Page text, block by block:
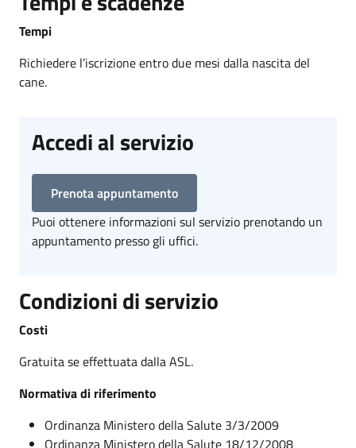
Tempi
Richiedere l’iscrizione entro due mesi dalla nascita del
cane.
Accedi al servizio
Prenota appuntamento
Puoi ottenere informazioni sul servizio prenotando un
appuntamento presso gli uffici.
Condizioni di servizio
Costi
Gratuita se effettuata dalla ASL.
Normativa di riferimento
Ordinanza Ministero della Salute 3/3/2009
Ordinanza Ministero della Salute 18/12/2008